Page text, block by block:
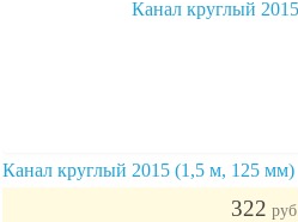
Канал круглый 2015 (1,5 м, 125 мм)
322 руб.